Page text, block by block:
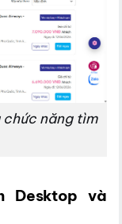
chức năng tìm
Desktop và